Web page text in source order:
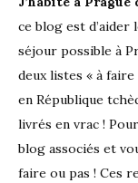
ce blog est
séjour possible à
deux listes « à faire
en République
livrés en vrac !
blog associés et
faire ou pas ! Ces